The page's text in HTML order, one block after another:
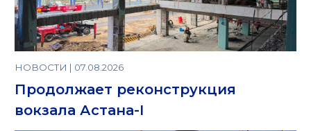
НОВОСТИ | 07.08.2026
Продолжает реконструкция
вокзала Астана-I